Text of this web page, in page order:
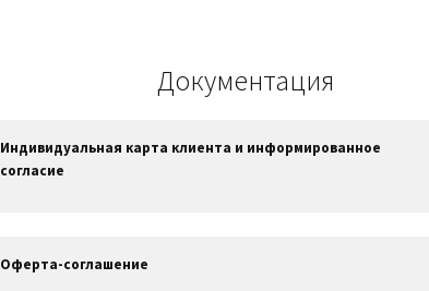
Документация
Индивидуальная карта клиента и информированное
согласие
Оферта-соглашение